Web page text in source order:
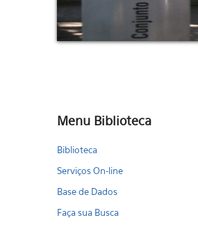
Menu Biblioteca
Biblioteca
Serviços On-line
Base de Dados
Faça sua Busca